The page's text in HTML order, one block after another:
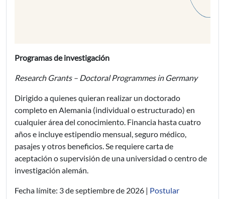
Programas de investigación
Research Grants – Doctoral Programmes in Germany
Dirigido a quienes quieran realizar un doctorado
completo en Alemania (individual o estructurado) en
cualquier área del conocimiento. Financia hasta cuatro
años e incluye estipendio mensual, seguro médico,
pasajes y otros beneficios. Se requiere carta de
aceptación o supervisión de una universidad o centro de
investigación alemán.
Fecha límite: 3 de septiembre de 2026 | Postular